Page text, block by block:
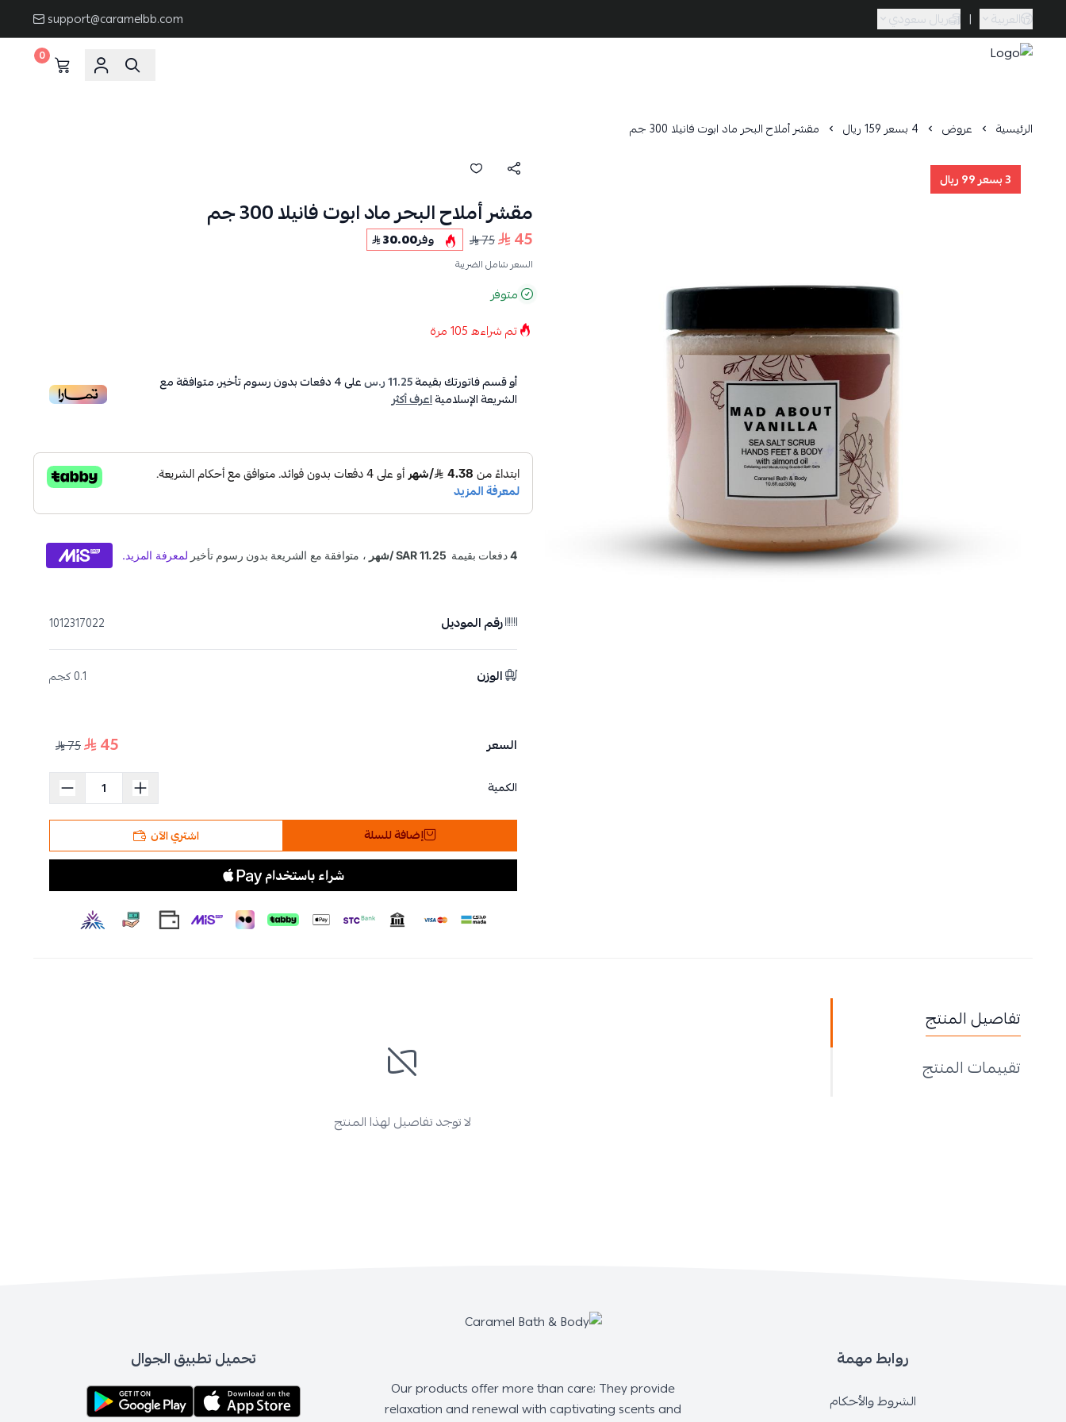
العربية | ريال سعودي support@caramelbb.com
0
الرئيسية عروض 4 بسعر 159 ريال مقشر أملاح البحر ماد ابوت فانيلا 300 جم
3 بسعر 99 ريال
مقشر أملاح البحر ماد ابوت فانيلا 300 جم
45
75 وفر30.00
السعر شامل الضريبة
متوفر
تم شراءه105مرة
أو قسم فاتورتك بقيمة11.25 ر.س على4دفعات بدون رسوم تأخير، متوافقة مع
الشريعة الإسلاميةاعرف أكثر
رقم الموديل 1012317022
الوزن 0.1 كجم
السعر 45
75
الكمية
إضافة للسلة اشتري الآن
تفاصيل المنتج
تقييمات المنتج
لا توجد تفاصيل لهذا المنتج
روابط مهمة
الشروط والأحكام
Our products offer more than care; They provide
relaxation and renewal with captivating scents and
تحميل تطبيق الجوال